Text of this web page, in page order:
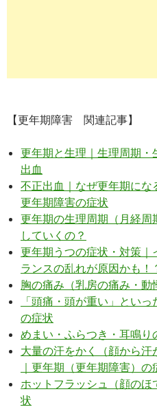
【更年期障害 関連記事】
更年期と生理｜生理周期
出血
不正出血｜なぜ更年期にな
更年期障害の症状
更年期の生理周期（月経
していくの？
更年期うつの症状・対策
ランスの乱れが原因かも！
胸の痛み（乳房の痛み・動
「頭痛・頭が重い」とい
の症状
めまい・ふらつき・耳鳴り
大量の汗をかく（顔から
｜更年期（更年期障害）の
ホットフラッシュ（顔の
状